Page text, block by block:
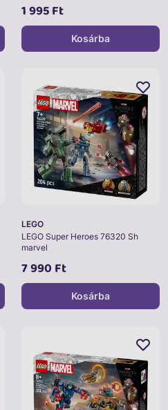
1 995 Ft
Kosárba
LEGO
LEGO Super Heroes 76320 Sh
marvel
7 990 Ft
Kosárba